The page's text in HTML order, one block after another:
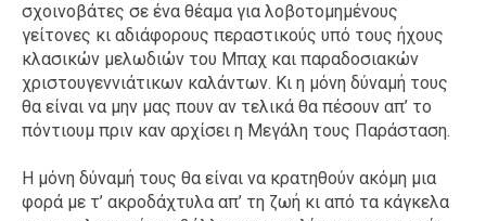
σχοινοβάτες σε ένα θέαμα για λοβοτομημένους
γείτονες κι αδιάφορους περαστικούς υπό τους ήχους
κλασικών μελωδιών του Μπαχ και παραδοσιακών
χριστουγεννιάτικων καλάντων. Κι η μόνη δύναμή τους
θα είναι να μην μας πουν αν τελικά θα πέσουν απ’ το
πόντιουμ πριν καν αρχίσει η Μεγάλη τους Παράσταση.
Η μόνη δύναμή τους θα είναι να κρατηθούν ακόμη μια
φορά με τ’ ακροδάχτυλα απ’ τη ζωή κι από τα κάγκελα